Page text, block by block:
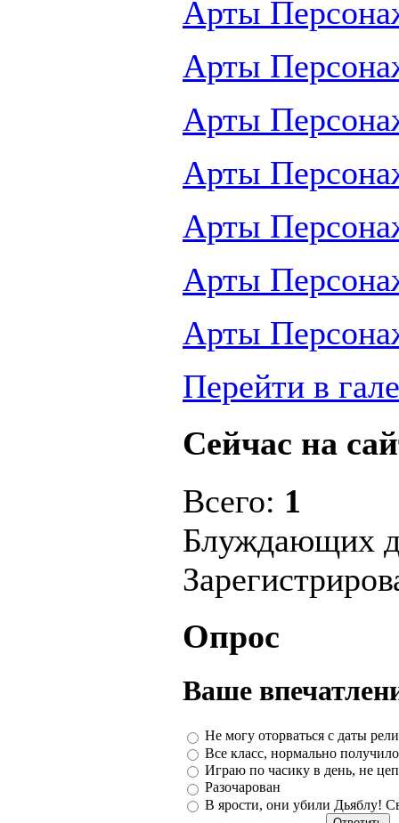
Арты
Арты
Арты
Арты
Арты
Арты
Арты
Перейти в
Сейчас на
Всего: 1
Блуждающих
Опрос
Ваше
Не могу оторваться с даты
Все класс, нормально
Играю по часику в день, не
Разочарован
В ярости, они убили Дьяблу!